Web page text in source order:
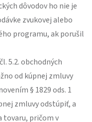
dôvodov ho nie je
zvukovej alebo
programu, ak porušil
5.2. obchodných
od kúpnej zmluvy
§ 1829 ods. 1
zmluvy odstúpiť, a
tovaru, pričom v